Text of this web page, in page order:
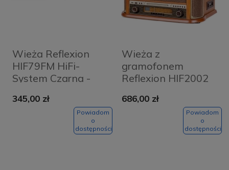
Wieża Reflexion
HIF79FM HiFi-
System Czarna -
345,00 zł
Powiadom
o
dostępności
Wieża z
gramofonem
Reflexion HIF2002
Brązowa - Brown
686,00 zł
Powiadom
o
dostępności